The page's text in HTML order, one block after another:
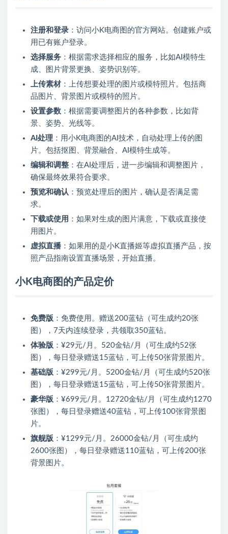
注册和登录 ：访问小K电商图的官方网站。创建账户或
用已有账户登录。
选择服务 ：根据需求选择相应的服务，比如AI模特生
成、图片背景更换、姿势识别等。
上传素材：上传想要处理的图片或模特照片。包括商
品图片、背景图片或模特的照片。
设置参数 ：根据需要调整图片的各种参数，比如背
景、姿势、光线等。
AI处理 ：用小K电商图的AI技术，自动处理上传的图
片。包括抠图、背景融合、AI模特生成等。
编辑和调整 ：在AI处理后，进一步编辑和调整图片，
确保最终效果符合要求。
预览和确认 ：预览处理后的图片，确认是否满足需
求。
下载或使用 ：如果对生成的图片满意，下载或直接使
用图片。
虚拟直播 ：如果用的是小K直播姬等虚拟直播产品，按
照产品指南设置直播场景，开始直播。
小K电商图的产品定价
免费版 ：免费使用。赠送200蓝钻（可生成约20张
图），7天内连续登录，共领取350蓝钻。
体验版 ：¥29元/月。520金钻/月（可生成约52张
图），每日登录赠送15蓝钻，可上传50张背景图片。
基础版 ：¥299元/月。5200金钻/月（可生成约520张
图），每日登录赠送15蓝钻，可上传50张背景图片。
豪华版 ：¥699元/月。12720金钻/月（可生成约1270
张图），每日登录赠送40蓝钻，可上传100张背景图
片。
旗舰版 ：¥1299元/月。26000金钻/月（可生成约
2600张图），每日登录赠送110蓝钻，可上传200张
背景图片。